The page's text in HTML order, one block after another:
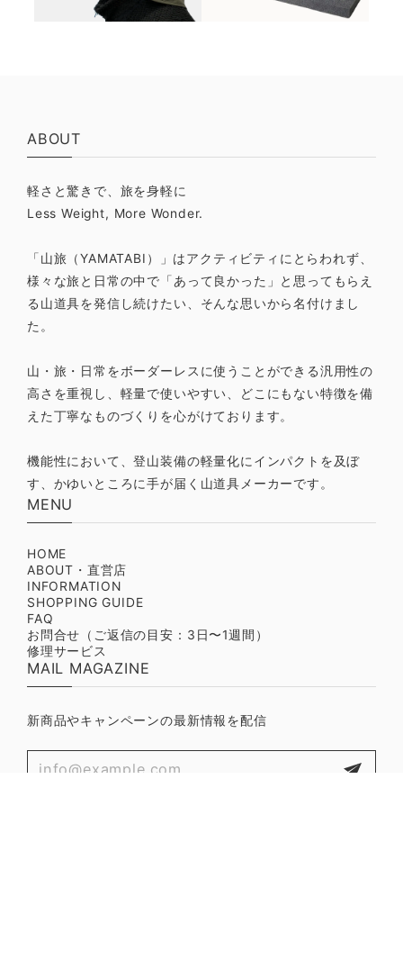
した。 皆様からのお声を真摯に受け止
りますので、今後ともどうぞよろしくお
山旅 ダイニーマ製 EASYワイドオープン スタッフサックS【巾着/ケース】
2024/04/01
とどきました ありがとうございます
山旅 ダイニーマ製 EASYワイドオープン スタッフサックS【巾着/ケース】
2024/02/05
ABOUT
軽さと驚きで、旅を身軽に
Less Weight, More Wonder.
「山旅（YAMATABI）」はアクティビティにとらわれず、
様々な旅と日常の中で「あって良かった」と思ってもらえ
る山道具を発信し続けたい、そんな思いから名付けまし
た。
山・旅・日常をボーダーレスに使うことができる汎用性の
高さを重視し、軽量で使いやすい、どこにもない特徴を備
えた丁寧なものづくりを心がけております。
機能性において、登山装備の軽量化にインパクトを及ぼ
す、かゆいところに手が届く山道具メーカーです。
MENU
HOME
ABOUT・直営店
INFORMATION
SHOPPING GUIDE
FAQ
お問合せ（ご返信の目安：3日〜1週間）
修理サービス
MAIL MAGAZINE
新商品やキャンペーンの最新情報を配信